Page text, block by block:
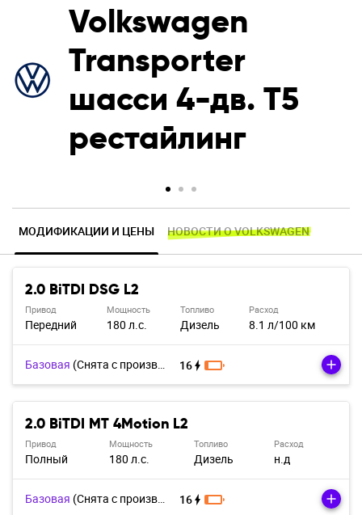
Volkswagen
Transporter
шасси 4-дв. T5
рестайлинг
МОДИФИКАЦИИ И ЦЕНЫ НОВОСТИ О VOLKSWAGEN
2.0 BiTDI DSG L2
Привод
Передний
Мощность
180 л.с.
Топливо
Дизель
Расход
8.1 л/100 км
Базовая (Cнята с производства) 16
2.0 BiTDI MT 4Motion L2
Привод
Полный
Мощность
180 л.с.
Топливо
Дизель
Расход
н.д
Базовая (Cнята с производства) 16